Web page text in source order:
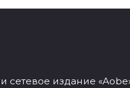
издание